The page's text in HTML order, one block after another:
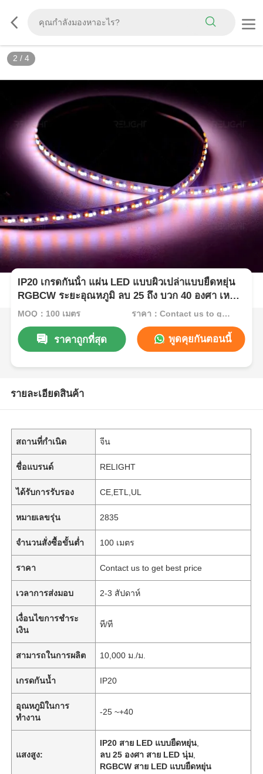
2 / 4
IP20 เกรดกันน้ํา แผ่น LED แบบผิวเปล่าแบบยืดหยุ่น
RGBCW ระยะอุณหภูมิ ลบ 25 ถึง บวก 40 องศา เห
มาะสําหรับระบบแสงภายใน
MOQ：100 เมตร ราคา：Contact us to get best price
ราคาถูกที่สุด พูดคุยกันตอนนี้
รายละเอียดสินค้า
สถานที่กำเนิด จีน
ชื่อแบรนด์ RELIGHT
ได้รับการรับรอง CE,ETL,UL
หมายเลขรุ่น 2835
จำนวนสั่งซื้อขั้นต่ำ 100 เมตร
ราคา Contact us to get best price
เวลาการส่งมอบ 2-3 สัปดาห์
เงื่อนไขการชำระ
เงิน
ที/ที
สามารถในการผลิต 10,000 ม./ม.
เกรดกันน้ำ IP20
อุณหภูมิในการ
ทำงาน
-25 ~+40
แสงสูง:
IP20 สาย LED แบบยืดหยุ่น
ลบ 25 องศา สาย LED นุ่ม
RGBCW สาย LED แบบยืดหยุ่น